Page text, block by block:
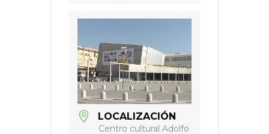
LOCALIZACIÓN
Centro cultural Adolfo